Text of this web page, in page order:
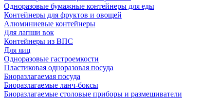
Одноразовые бумажные контейнеры для еды
Контейнеры для фруктов и овощей
Алюминиевые контейнеры
Для лапши вок
Контейнеры из ВПС
Для яиц
Одноразовые гастроемкости
Пластиковая одноразовая посуда
Биоразлагаемая посуда
Биоразлагаемые ланч-боксы
Биоразлагаемые столовые приборы и размешиватели